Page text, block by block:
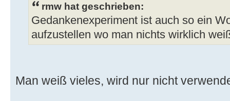
rmw hat geschrieben:
Gedankenexperiment ist auch so ein
aufzustellen wo man nichts wirklich
Man weiß vieles, wird nur nicht